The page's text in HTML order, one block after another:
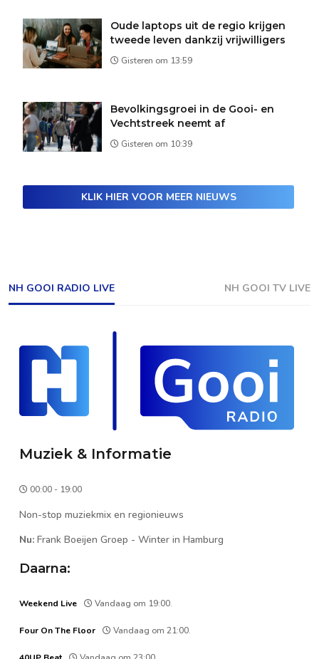
Oude laptops uit de regio krijgen
tweede leven dankzij vrijwilligers
Gisteren om 13:59
Bevolkingsgroei in de Gooi- en
Vechtstreek neemt af
Gisteren om 10:39
KLIK HIER VOOR MEER NIEUWS
NH GOOI RADIO LIVE NH GOOI TV LIVE
Muziek & Informatie
00:00 - 19:00
Non-stop muziekmix en regionieuws
Nu: Frank Boeijen Groep - Winter in Hamburg
Daarna:
Weekend Live Vandaag om 19:00.
Four On The Floor Vandaag om 21:00.